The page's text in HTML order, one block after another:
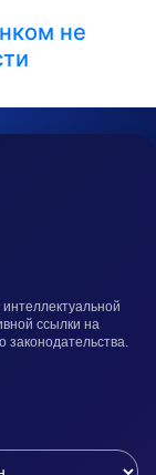
не
ссылки на
законодательства.